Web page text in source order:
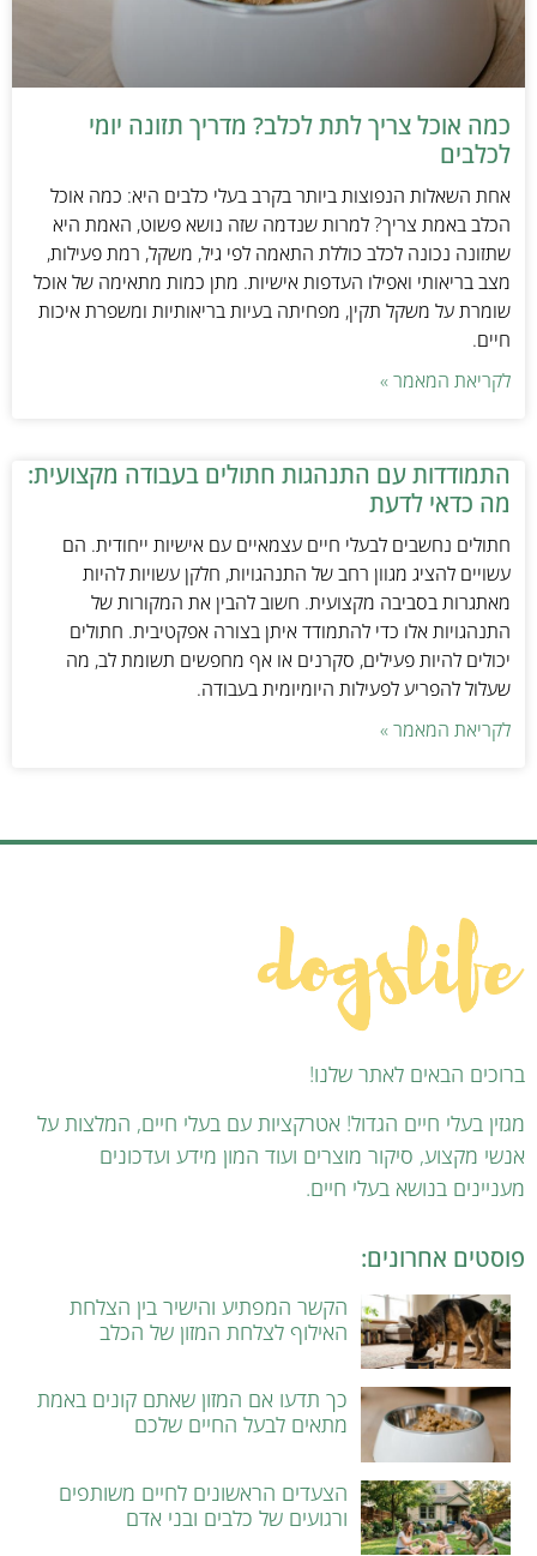
כמה אוכל צריך לתת לכלב? מדריך תזונה יומי
לכלבים
אחת השאלות הנפוצות ביותר בקרב בעלי כלבים היא: כמה אוכל
הכלב באמת צריך? למרות שנדמה שזה נושא פשוט, האמת היא
שתזונה נכונה לכלב כוללת התאמה לפי גיל, משקל, רמת פעילות,
מצב בריאותי ואפילו העדפות אישיות. מתן כמות מתאימה של אוכל
שומרת על משקל תקין, מפחיתה בעיות בריאותיות ומשפרת איכות
חיים.
לקריאת המאמר »
התמודדות עם התנהגות חתולים בעבודה מקצועית:
מה כדאי לדעת
חתולים נחשבים לבעלי חיים עצמאיים עם אישיות ייחודית. הם
עשויים להציג מגוון רחב של התנהגויות, חלקן עשויות להיות
מאתגרות בסביבה מקצועית. חשוב להבין את המקורות של
התנהגויות אלו כדי להתמודד איתן בצורה אפקטיבית. חתולים
יכולים להיות פעילים, סקרנים או אף מחפשים תשומת לב, מה
שעלול להפריע לפעילות היומיומית בעבודה.
לקריאת המאמר »
ברוכים הבאים לאתר שלנו!
מגזין בעלי חיים הגדול! אטרקציות עם בעלי חיים, המלצות על
אנשי מקצוע, סיקור מוצרים ועוד המון מידע ועדכונים
מעניינים בנושא בעלי חיים.
פוסטים אחרונים:
הקשר המפתיע והישיר בין הצלחת
האילוף לצלחת המזון של הכלב
כך תדעו אם המזון שאתם קונים באמת
מתאים לבעל החיים שלכם
הצעדים הראשונים לחיים משותפים
ורגועים של כלבים ובני אדם